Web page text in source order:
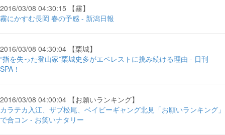
2016/03/08 04:30:15 【霧】
霧にかすむ長岡 春の予感 - 新潟日報
2016/03/08 04:30:04 【栗城】
“指を失った登山家”栗城史多がエベレストに挑み続ける理由 - 日刊
SPA！
2016/03/08 04:00:04 【お願いランキング】
カラテカ入江、ザブ松尾、ベイビーギャング北見「お願いランキング」
で合コン - お笑いナタリー